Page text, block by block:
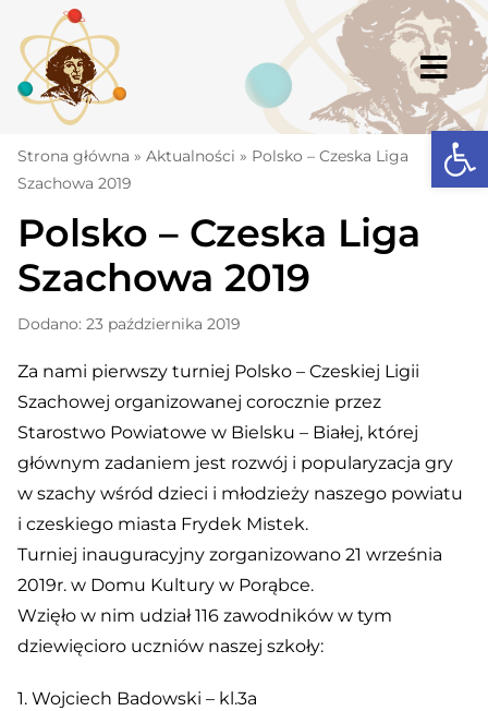
content
Strona główna
Komunikaty
Szkoła
Dokumenty
Osiągnięcia
Warto wiedzieć
UKS „Millenium”
Strona główna » Aktualności » Polsko – Czeska Liga
Szachowa 2019
Polsko – Czeska Liga
Szachowa 2019
Dodano: 23 października 2019
Za nami pierwszy turniej Polsko – Czeskiej Ligii
Szachowej organizowanej corocznie przez
Starostwo Powiatowe w Bielsku – Białej, której
głównym zadaniem jest rozwój i popularyzacja gry
w szachy wśród dzieci i młodzieży naszego powiatu
i czeskiego miasta Frydek Mistek.
Turniej inauguracyjny zorganizowano 21 września
2019r. w Domu Kultury w Porąbce.
Wzięło w nim udział 116 zawodników w tym
dziewięcioro uczniów naszej szkoły:
1. Wojciech Badowski – kl.3a